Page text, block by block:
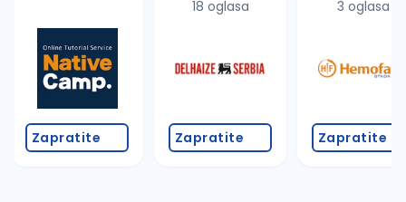
Zapratite
18 oglasa
Zapratite
3 oglasa
Zapratite